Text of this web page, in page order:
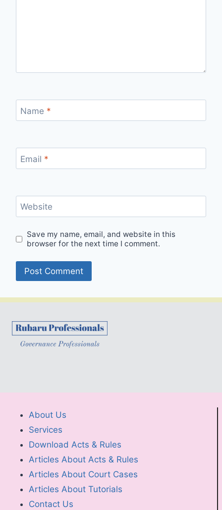
Name *
Email *
Website
Save my name, email, and website in this
browser for the next time I comment.
About Us
Services
Download Acts & Rules
Articles About Acts & Rules
Articles About Court Cases
Articles About Tutorials
Contact Us